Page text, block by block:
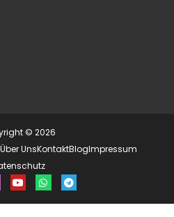
© 2026
Über UnsKontaktBlogImpressum